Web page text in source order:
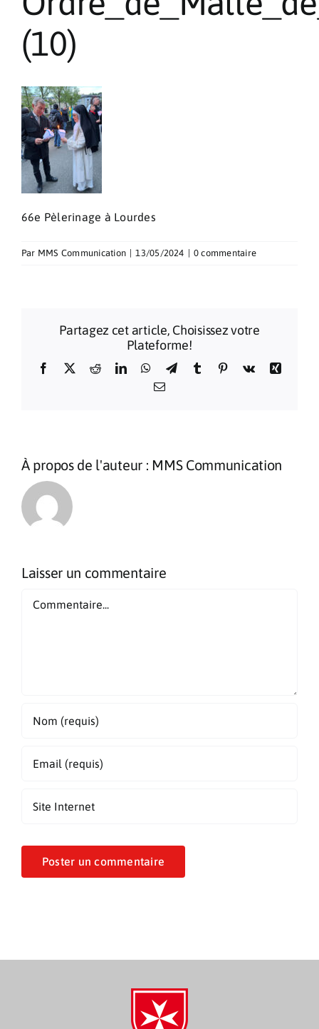
Contact
(10)
66e Pèlerinage à Lourdes
Par MMS Communication 13/05/2024 0 commentaire
Partagez cet article, Choisissez votre
Plateforme!
Facebook
X RedditLinkedInWhatsApp
TelegramTumblr Pinterest
Vk
Xing
Email
À propos de l'auteur : MMS Communication
Laisser un commentaire
Commentaire